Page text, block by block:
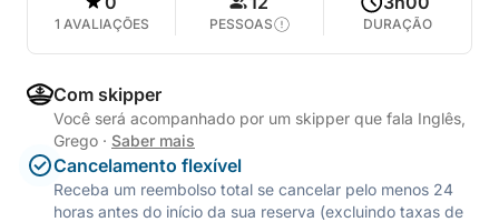
1 AVALIAÇÕES PESSOAS DURAÇÃO
Com skipper
Você será acompanhado por um skipper que fala Inglês,
Grego · Saber mais
Cancelamento flexível
Receba um reembolso total se cancelar pelo menos 24
horas antes do início da sua reserva (excluindo taxas de